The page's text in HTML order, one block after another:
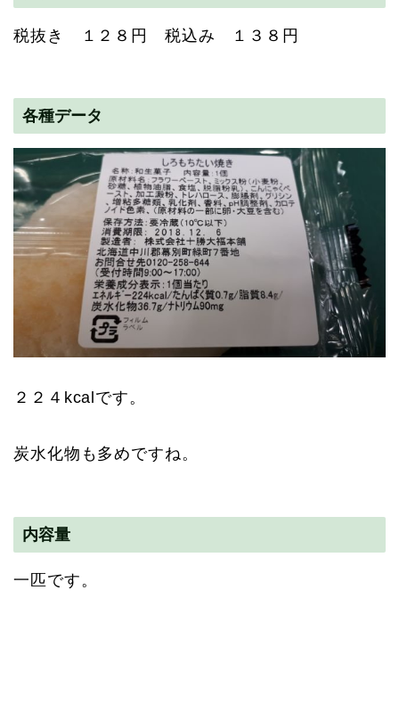
税抜き １２８円 税込み １３８円
各種データ
２２４kcalです。
炭水化物も多めですね。
内容量
一匹です。